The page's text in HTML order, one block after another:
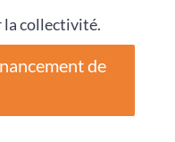
la collectivité.
de